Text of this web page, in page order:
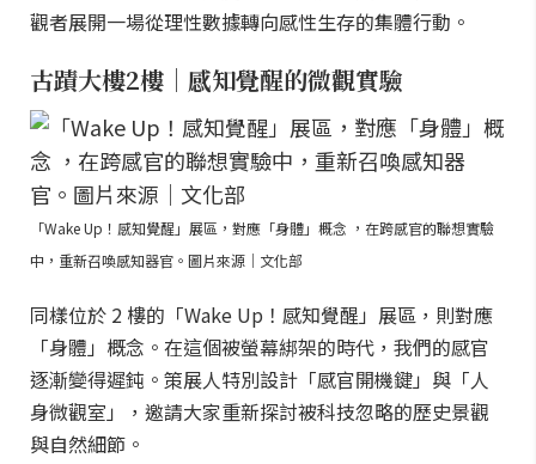
觀者展開一場從理性數據轉向感性生存的集體行動。
古蹟大樓2樓｜感知覺醒的微觀實驗
「Wake Up！感知覺醒」展區，對應「身體」概念 ，在跨感官的聯想實驗
中，重新召喚感知器官。圖片來源｜文化部
同樣位於 2 樓的「Wake Up！感知覺醒」展區，則對應
「身體」概念。在這個被螢幕綁架的時代，我們的感官
逐漸變得遲鈍。策展人特別設計「感官開機鍵」與「人
身微觀室」，邀請大家重新探討被科技忽略的歷史景觀
與自然細節。